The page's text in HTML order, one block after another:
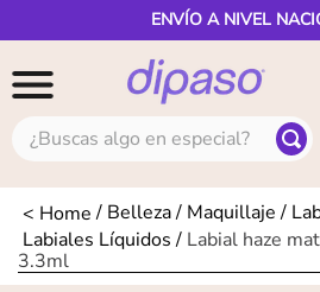
ENVÍO A NIVEL
¿Buscas algo en especial?
Belleza Maquillaje
Labiales Líquidos
Labial haze
3.3ml